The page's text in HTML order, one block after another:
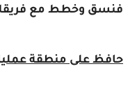
فنسق وخطط مع فريقك
حافظ على منطقة